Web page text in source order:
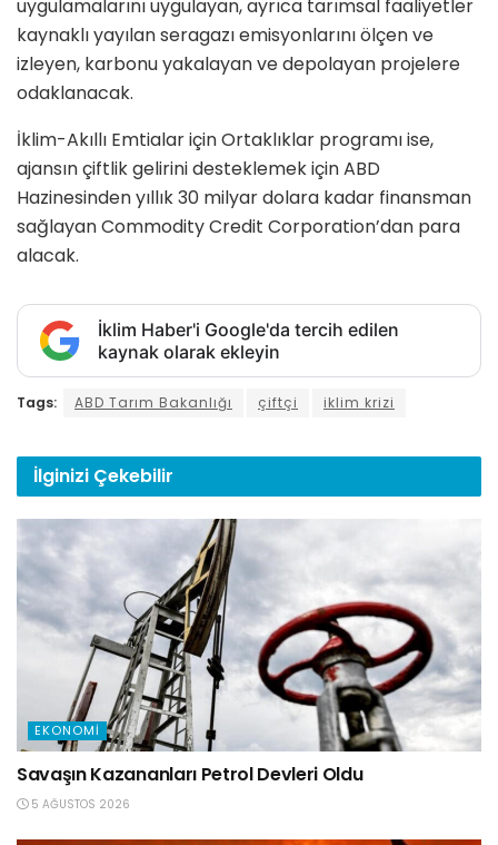
uygulamalarını uygulayan, ayrıca tarımsal faaliyetler
kaynaklı yayılan seragazı emisyonlarını ölçen ve
izleyen, karbonu yakalayan ve depolayan projelere
odaklanacak.
İklim-Akıllı Emtialar için Ortaklıklar programı ise,
ajansın çiftlik gelirini desteklemek için ABD
Hazinesinden yıllık 30 milyar dolara kadar finansman
sağlayan Commodity Credit Corporation’dan para
alacak.
İklim Haber'i Google'da tercih edilen
kaynak olarak ekleyin
Tags: ABD Tarım Bakanlığı çiftçi iklim krizi
İlginizi Çekebilir
EKONOMI
Savaşın Kazananları Petrol Devleri Oldu
5 AĞUSTOS 2026